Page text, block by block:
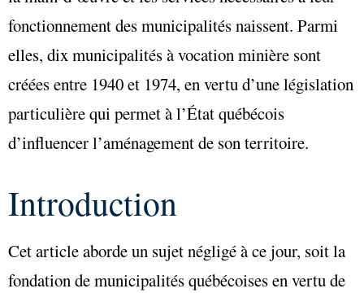
fonctionnement des municipalités naissent. Parmi
elles, dix municipalités à vocation minière sont
créées entre 1940 et 1974, en vertu d’une législation
particulière qui permet à l’État québécois
d’influencer l’aménagement de son territoire.
Introduction
Cet article aborde un sujet négligé à ce jour, soit la
fondation de municipalités québécoises en vertu de